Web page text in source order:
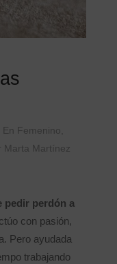
En Femenino
Marta Martínez
pedir perdón a
con pasión,
Pero ayudada
trabajando